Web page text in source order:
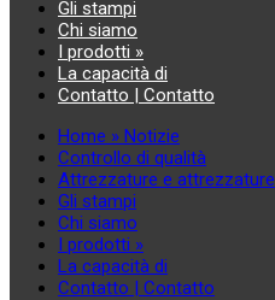
Gli stampi
Chi siamo
I prodotti »
La capacità di
Contatto | Contatto
Home » Notizie
Controllo di qualità
Attrezzature e attrezzature
Gli stampi
Chi siamo
I prodotti »
La capacità di
Contatto | Contatto